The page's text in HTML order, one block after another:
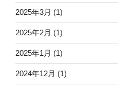
2025年3月 (1)
2025年2月 (1)
2025年1月 (1)
2024年12月 (1)